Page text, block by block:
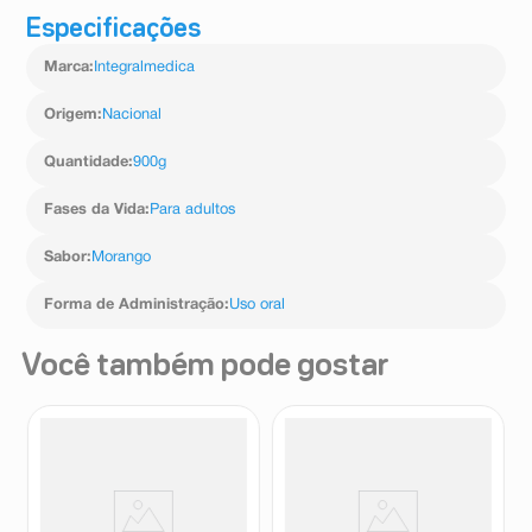
Especificações
Marca: Integralmedica
Origem: Nacional
Quantidade:900g
Fases da Vida: Para adultos
Sabor: Morango
Forma de Administração:Uso oral
Você também pode gostar